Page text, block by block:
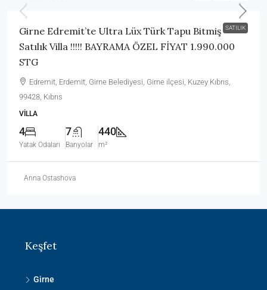
SATILIK
Girne Edremit’te Ultra Lüx Türk Tapu Bitmiş
Satılık Villa !!!!! BAYRAMA ÖZEL FİYAT 1.990.000
STG
Edremit, Erdemit, Girne Belediyesi, Girne ilçesi, Kuzey Kıbrıs,
99428, Kıbrıs
VILLA
4
Yatak Odaları
7
Banyolar
440
m²
Anna Ostashova
Keşfet
Girne